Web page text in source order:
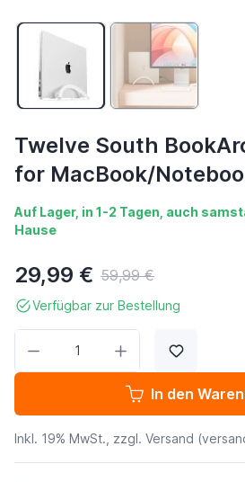
Twelve South
for MacBook/
Auf Lager, in 1-2 Tagen, auch
Hause
29,99 € 59,99 €
Verfügbar zur Bestellung
In den
Inkl. 19% MwSt., zzgl. Versand